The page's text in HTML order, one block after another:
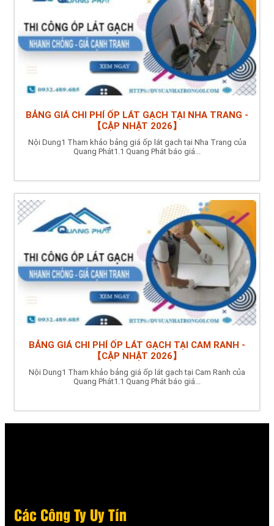
BẢNG GIÁ CHI PHÍ ỐP LÁT GẠCH TẠI NHA TRANG -
【CẬP NHẬT 2026】
Nội Dung1 Tham khảo bảng giá ốp lát gạch tại Nha Trang của
Quang Phát1.1 Quang Phát báo giá...
BẢNG GIÁ CHI PHÍ ỐP LÁT GẠCH TẠI CAM RANH -
【CẬP NHẬT 2026】
Nội Dung1 Tham khảo bảng giá ốp lát gạch tại Cam Ranh của
Quang Phát1.1 Quang Phát báo giá...
Các Công Ty Uy Tín